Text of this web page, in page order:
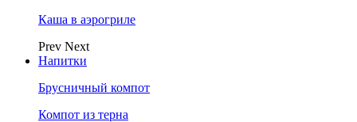
Каша в аэрогриле
Prev Next
Напитки
Брусничный компот
Компот из терна